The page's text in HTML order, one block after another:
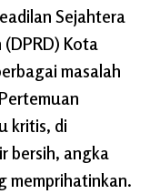
Sejahtera
Kota
masalah
kritis, di
bersih, angka
memprihatinkan.